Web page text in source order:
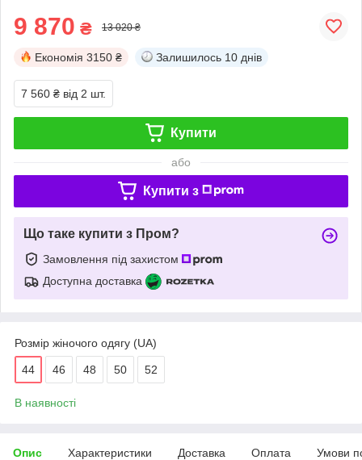
9 870 ₴ 13 020 ₴
Економія 3150 ₴ Залишилось 10 днів
7 560 ₴ від 2 шт.
Купити
або
Купити з
Що таке купити з Пром?
Замовлення під захистом
Доступна доставка
Розмір жіночого одягу (UA)
44 46 48 50 52
В наявності
Опис Характеристики Доставка Оплата Умови